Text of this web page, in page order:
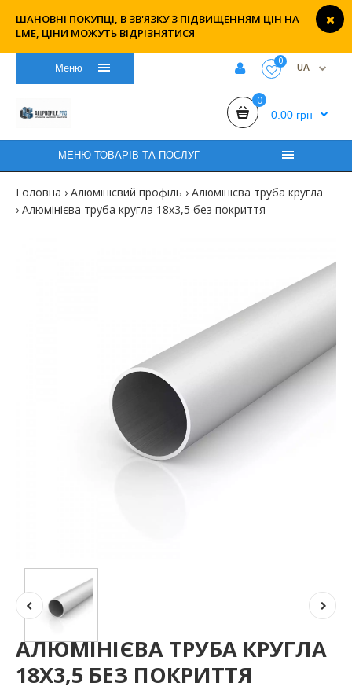
ШАНОВНІ ПОКУПЦІ, В ЗВ'ЯЗКУ З ПІДВИЩЕННЯМ ЦІН НА
LME, ЦІНИ МОЖУТЬ ВІДРІЗНЯТИСЯ
Меню
0 UA
0
0.00 грн
МЕНЮ ТОВАРІВ ТА ПОСЛУГ
Головна Алюмінієвий профіль
Алюмінієва труба кругла
Алюмінієва труба кругла 18х3,5 без покриття
АЛЮМІНІЄВА ТРУБА КРУГЛА
18Х3,5 БЕЗ ПОКРИТТЯ